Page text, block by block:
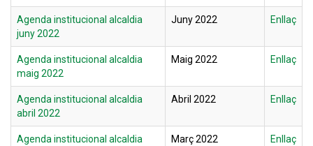
Agenda institucional alcaldia
juny 2022
Juny 2022 Enllaç
Agenda institucional alcaldia
maig 2022
Maig 2022 Enllaç
Agenda institucional alcaldia
abril 2022
Abril 2022 Enllaç
Agenda institucional alcaldia
Març 2022 Enllaç